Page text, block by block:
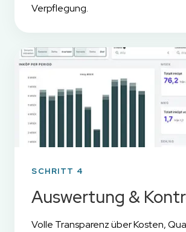
Verpflegung.
SCHRITT 4
Auswertung &
Volle Transparenz über Kosten,